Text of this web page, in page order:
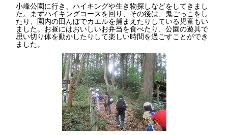
小峰公園に行き、ハイキングや生き物探しなどをしてきまし
た。まずハイキングコースを回り、その後は、鬼ごっこをし
たり、園内の田んぼでカエルを捕まえたりしている児童もい
ました。お昼にはおいしいお弁当を食べたり、公園の遊具で
思い切り体を動かしたりして楽しい時間を過ごすことができ
ました。